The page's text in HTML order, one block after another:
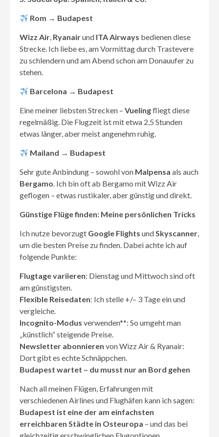
Rom → Budapest
Wizz Air, Ryanairund ITA Airways bedienen diese
Strecke. Ich liebe es, am Vormittag durch Trastevere
zu schlendern und am Abend schon am Donauufer zu
stehen.
Barcelona → Budapest
Eine meiner liebsten Strecken – Vuelingfliegt diese
regelmäßig. Die Flugzeit ist mit etwa 2,5 Stunden
etwas länger, aber meist angenehm ruhig.
Mailand → Budapest
Sehr gute Anbindung – sowohl von Malpensa als auch
Bergamo. Ich bin oft ab Bergamo mit Wizz Air
geflogen – etwas rustikaler, aber günstig und direkt.
Günstige Flüge finden: Meine persönlichen Tricks
Ich nutze bevorzugt Google Flights undSkyscanner,
um die besten Preise zu finden. Dabei achte ich auf
folgende Punkte:
Flugtage variieren: Dienstag und Mittwoch sind oft
am günstigsten.
Flexible Reisedaten: Ich stelle +/– 3 Tage ein und
vergleiche.
Incognito-Modus verwenden**: So umgeht man
„künstlich“ steigende Preise.
Newsletter abonnieren von Wizz Air & Ryanair:
Dort gibt es echte Schnäppchen.
Budapest wartet – du musst nur an Bord gehen
Nach all meinen Flügen, Erfahrungen mit
verschiedenen Airlines und Flughäfen kann ich sagen:
Budapest ist eine der am einfachsten
erreichbaren Städte in Osteuropa – und das bei